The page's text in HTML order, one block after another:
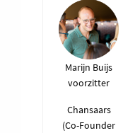
Marijn Buijs
voorzitter
Chansaars
(Co-Founder